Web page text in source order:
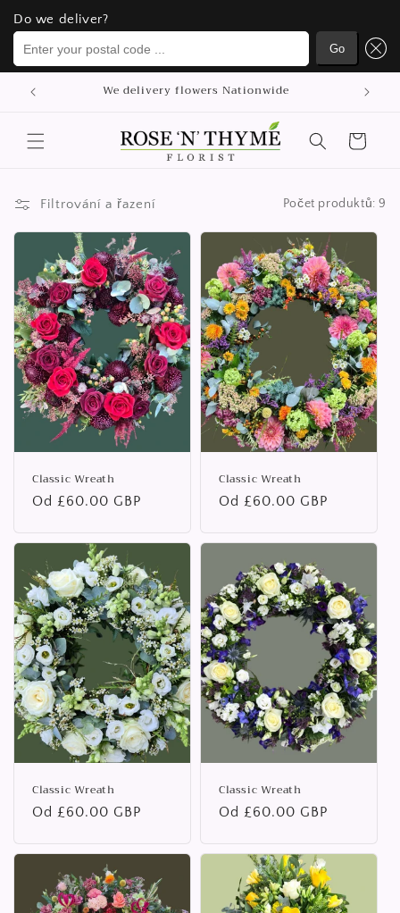
Do we deliver?
Enter your postal code ...
Go
Do we deliver?
Enter your postal code ...
Go
Přejít k
obsahu
We delivery flowers Nationwide
Košík
Filtrování a řazení Počet produktů: 9
Classic Wreath
Běžná
Od £60.00 GBP
Classic Wreath
Běžná
Od £60.00 GBP
Classic Wreath
Běžná
Od £60.00 GBP
Classic Wreath
Běžná
Od £60.00 GBP